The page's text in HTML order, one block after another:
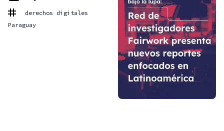
derechos digitales
Paraguay